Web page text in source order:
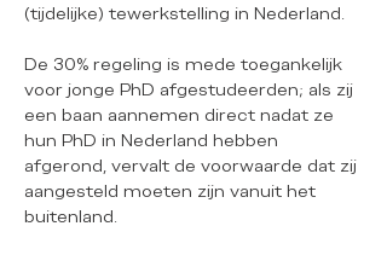
(tijdelijke) tewerkstelling in Nederland.
De 30% regeling is mede toegankelijk
voor jonge PhD afgestudeerden; als zij
een baan aannemen direct nadat ze
hun PhD in Nederland hebben
afgerond, vervalt de voorwaarde dat zij
aangesteld moeten zijn vanuit het
buitenland.